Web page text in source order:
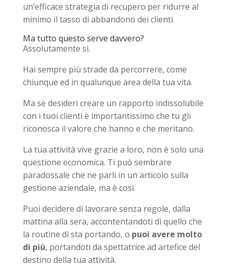
un’efficace strategia di recupero per ridurre al
minimo il tasso di abbandono dei clienti
Ma tutto questo serve davvero?
Assolutamente sì.
Hai sempre più strade da percorrere, come
chiunque ed in qualunque area della tua vita.
Ma se desideri creare un rapporto indissolubile
con i tuoi clienti è importantissimo che tu gli
riconosca il valore che hanno e che meritano.
La tua attività vive grazie a loro, non è solo una
questione economica. Ti può sembrare
paradossale che ne parli in un articolo sulla
gestione aziendale, ma è così.
Puoi decidere di lavorare senza regole, dalla
mattina alla sera, accontentandoti di quello che
la routine di sta portando, o puoi avere molto
di più, portandoti da spettatrice ad artefice del
destino della tua attività.